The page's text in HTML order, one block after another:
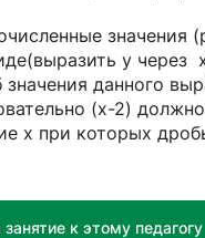
у через
значения данного
(x-2)
х при которых
к этому педагогу